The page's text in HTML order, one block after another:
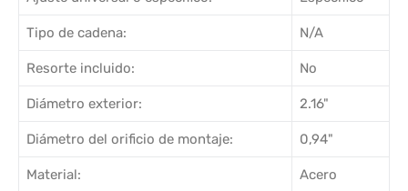
Tipo de cadena: N/A
Resorte incluido: No
Diámetro exterior: 2.16"
Diámetro del orificio de montaje: 0,94"
Material: Acero